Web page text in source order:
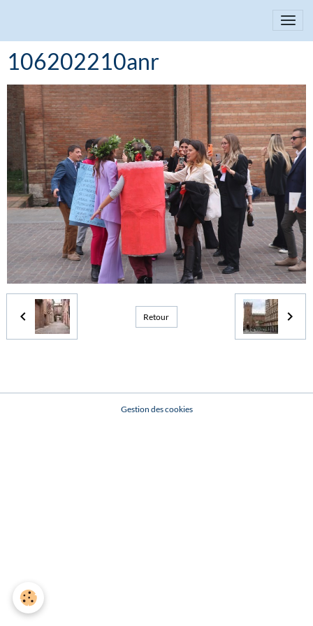
106202210anr
Retour
Gestion des cookies